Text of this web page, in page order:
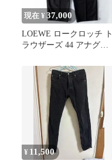
現在 ¥37,000
LOEWE ロークロッチ ト
ラウザーズ 44 アナグラ
¥ 11,500